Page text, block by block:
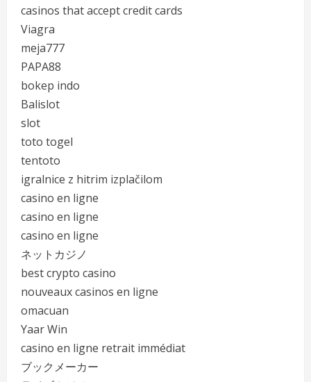
casinos that accept credit cards
Viagra
meja777
PAPA88
bokep indo
Balislot
slot
toto togel
tentoto
igralnice z hitrim izplačilom
casino en ligne
casino en ligne
casino en ligne
ネットカジノ
best crypto casino
nouveaux casinos en ligne
omacuan
Yaar Win
casino en ligne retrait immédiat
ブックメーカー